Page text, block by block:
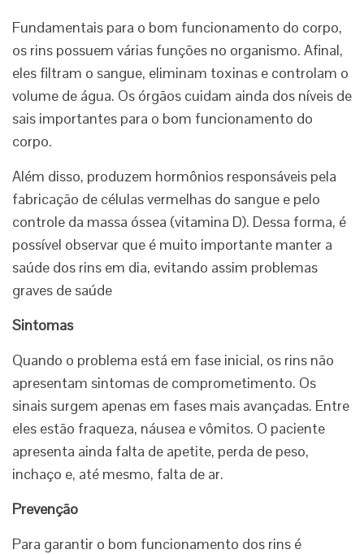
Fundamentais para o bom funcionamento do corpo,
os rins possuem várias funções no organismo. Afinal,
eles filtram o sangue, eliminam toxinas e controlam o
volume de água. Os órgãos cuidam ainda dos níveis de
sais importantes para o bom funcionamento do
corpo.
Além disso, produzem hormônios responsáveis pela
fabricação de células vermelhas do sangue e pelo
controle da massa óssea (vitamina D). Dessa forma, é
possível observar que é muito importante manter a
saúde dos rins em dia, evitando assim problemas
graves de saúde
Sintomas
Quando o problema está em fase inicial, os rins não
apresentam sintomas de comprometimento. Os
sinais surgem apenas em fases mais avançadas. Entre
eles estão fraqueza, náusea e vômitos. O paciente
apresenta ainda falta de apetite, perda de peso,
inchaço e, até mesmo, falta de ar.
Prevenção
Para garantir o bom funcionamento dos rins é